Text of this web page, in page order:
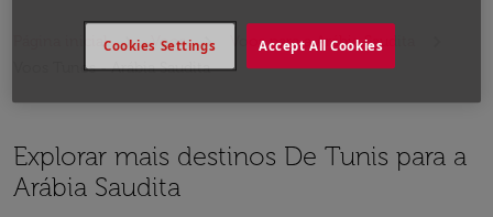
Página inicial Voos
Voos para a Arábia Saudita
Voos Tunes - Arábia Saudita
Explorar mais destinos De Tunis para a
Arábia Saudita
Accept All Cookies
Cookies Settings